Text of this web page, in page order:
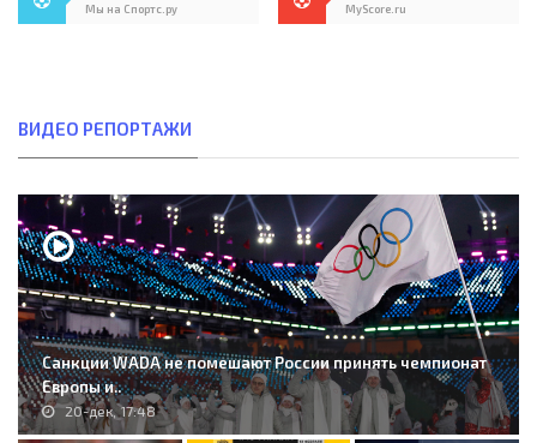
Мы на Спортс.ру
MyScore.ru
ВИДЕО РЕПОРТАЖИ
Санкции WADA не помешают России принять чемпионат
Европы и..
20-дек, 17:48